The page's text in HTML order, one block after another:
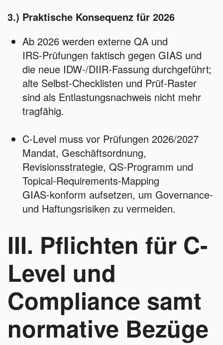
3.) Praktische Konsequenz für 2026
Ab 2026 werden externe QA und
IRS‑Prüfungen faktisch gegen GIAS und
die neue IDW‑/DIIR‑Fassung durchgeführt;
alte Selbst‑Checklisten und Prüf‑Raster
sind als Entlastungsnachweis nicht mehr
tragfähig.
C‑Level muss vor Prüfungen 2026/2027
Mandat, Geschäftsordnung,
Revisionsstrategie, QS‑Programm und
Topical‑Requirements‑Mapping
GIAS‑konform aufsetzen, um Governance‑
und Haftungsrisiken zu vermeiden.
III. Pflichten für C-
Level und
Compliance samt
normative Bezüge